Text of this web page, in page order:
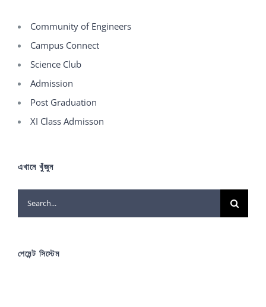
Community of Engineers
Campus Connect
Science Club
Admission
Post Graduation
XI Class Admisson
এখানে খুঁজুন
Search
for:
পেমেন্ট সিস্টেম